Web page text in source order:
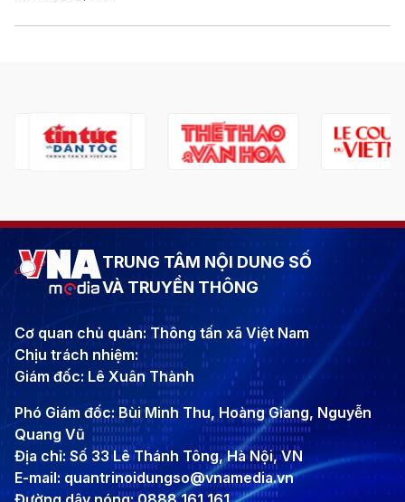
TRUNG TÂM NỘI DUNG SỐ
VÀ TRUYỀN THÔNG
Cơ quan chủ quản: Thông tấn xã Việt Nam
Chịu trách nhiệm:
Giám đốc: Lê Xuân Thành
Phó Giám đốc: Bùi Minh Thu, Hoàng Giang, Nguyễn
Quang Vũ
Địa chỉ: Số 33 Lê Thánh Tông, Hà Nội, VN
E-mail: quantrinoidungso@vnamedia.vn